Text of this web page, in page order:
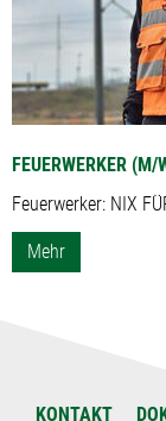
FEUERWERKER
Feuerwerker: NIX
Mehr
KONTAKT